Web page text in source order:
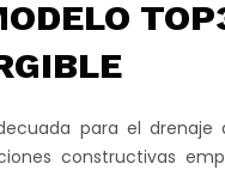
para el drenaje
constructivas